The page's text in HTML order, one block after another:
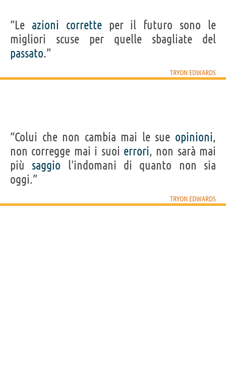
“Le azioni corretteper il futuro sono le
migliori scuse per quelle sbagliate del
passato.”
TRYON EDWARDS
“Colui che non cambia mai le sue opinioni,
non corregge mai i suoi errori, non sarà mai
più saggio l'indomani di quanto non sia
oggi.”
TRYON EDWARDS